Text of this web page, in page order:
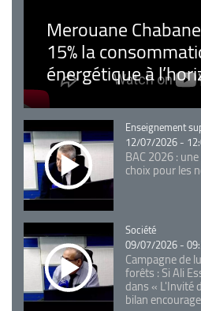
Merouane
15% la
énergétique à
Catégorie
Enseignement
12/07/2026 -
BAC 2026 :
choix pour les
Catégorie
Société
09/07/2026 -
Campagne de
forêts : Si Ali
dans « L'Invité
bilan